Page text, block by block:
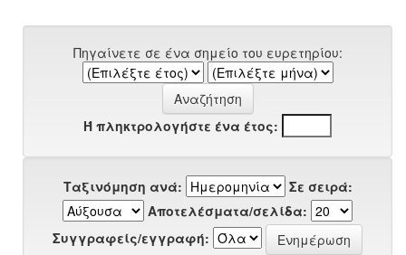
Πηγαίνετε σε ένα σημείο του ευρετηρίου:
Ή πληκτρολογήστε ένα έτος:
Ταξινόμηση ανά:
Σε σειρά:
Αποτελέσματα/σελίδα:
Συγγραφείς/εγγραφή: